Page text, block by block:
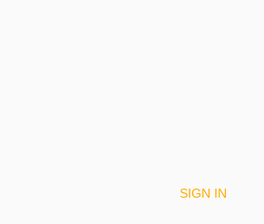
SIGN IN